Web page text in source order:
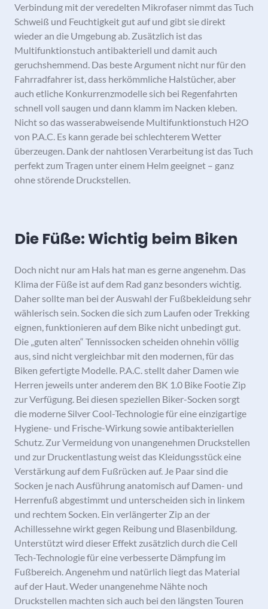
Verbindung mit der veredelten Mikrofaser nimmt das Tuch
Schweiß und Feuchtigkeit gut auf und gibt sie direkt
wieder an die Umgebung ab. Zusätzlich ist das
Multifunktionstuch antibakteriell und damit auch
geruchshemmend. Das beste Argument nicht nur für den
Fahrradfahrer ist, dass herkömmliche Halstücher, aber
auch etliche Konkurrenzmodelle sich bei Regenfahrten
schnell voll saugen und dann klamm im Nacken kleben.
Nicht so das wasserabweisende Multifunktionstuch H2O
von P.A.C. Es kann gerade bei schlechterem Wetter
überzeugen. Dank der nahtlosen Verarbeitung ist das Tuch
perfekt zum Tragen unter einem Helm geeignet – ganz
ohne störende Druckstellen.
Die Füße: Wichtig beim Biken
Doch nicht nur am Hals hat man es gerne angenehm. Das
Klima der Füße ist auf dem Rad ganz besonders wichtig.
Daher sollte man bei der Auswahl der Fußbekleidung sehr
wählerisch sein. Socken die sich zum Laufen oder Trekking
eignen, funktionieren auf dem Bike nicht unbedingt gut.
Die „guten alten“ Tennissocken scheiden ohnehin völlig
aus, sind nicht vergleichbar mit den modernen, für das
Biken gefertigte Modelle. P.A.C. stellt daher Damen wie
Herren jeweils unter anderem den BK 1.0 Bike Footie Zip
zur Verfügung. Bei diesen speziellen Biker-Socken sorgt
die moderne Silver Cool-Technologie für eine einzigartige
Hygiene- und Frische-Wirkung sowie antibakteriellen
Schutz. Zur Vermeidung von unangenehmen Druckstellen
und zur Druckentlastung weist das Kleidungsstück eine
Verstärkung auf dem Fußrücken auf. Je Paar sind die
Socken je nach Ausführung anatomisch auf Damen- und
Herrenfuß abgestimmt und unterscheiden sich in linkem
und rechtem Socken. Ein verlängerter Zip an der
Achillessehne wirkt gegen Reibung und Blasenbildung.
Unterstützt wird dieser Effekt zusätzlich durch die Cell
Tech-Technologie für eine verbesserte Dämpfung im
Fußbereich. Angenehm und natürlich liegt das Material
auf der Haut. Weder unangenehme Nähte noch
Druckstellen machten sich auch bei den längsten Touren